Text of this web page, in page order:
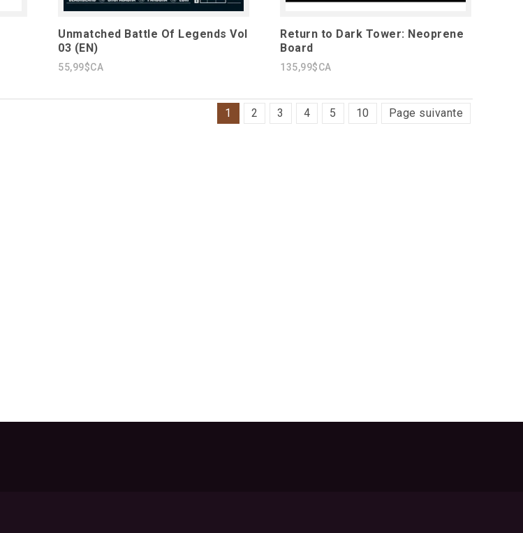
Unmatched Battle Of Legends Vol
03 (EN)
55,99$CA
Return to Dark Tower: Neoprene
Board
135,99$CA
1 2 3 4 5 10 Page suivante